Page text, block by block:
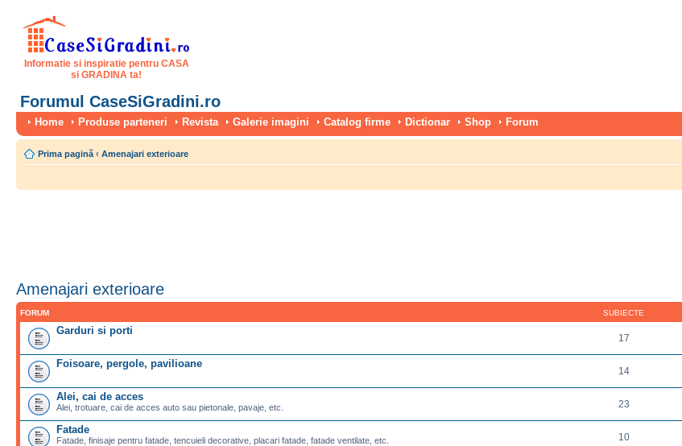
Informatie si inspiratie pentru CASA
si GRADINA ta!
Forumul CaseSiGradini.ro
Home Produse parteneri Revista Galerie imagini Catalog firme Dictionar Shop Forum
Prima pagină ‹ Amenajari exterioare
Amenajari exterioare
FORUM SUBIECTE
Garduri si porti
17
Foisoare, pergole, pavilioane
14
Alei, cai de acces
Alei, trotuare, cai de acces auto sau pietonale, pavaje, etc. 23
Fatade
Fatade, finisaje pentru fatade, tencuieli decorative, placari fatade, fatade ventilate, etc. 10